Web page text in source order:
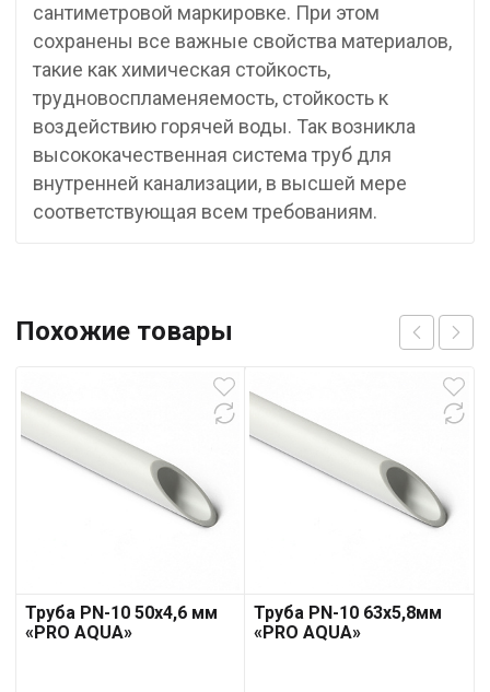
сантиметровой маркировке. При этом
сохранены все важные свойства материалов,
такие как химическая стойкость,
трудновоспламеняемость, стойкость к
воздействию горячей воды. Так возникла
высококачественная система труб для
внутренней канализации, в высшей мере
соответствующая всем требованиям.
Похожие товары
Труба PN-10 50х4,6 мм
«PRO AQUA»
Труба PN-10 63х5,8мм
«PRO AQUA»